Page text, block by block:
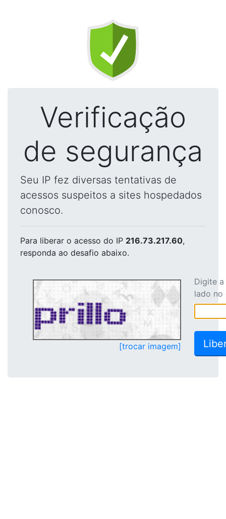
Verificação
de segurança
Seu IP fez diversas tentativas de
acessos suspeitos a sites hospedados
conosco.
Para liberar o acesso do IP 216.73.217.60,
responda ao desafio abaixo.
[trocar imagem]
Digite
lado no